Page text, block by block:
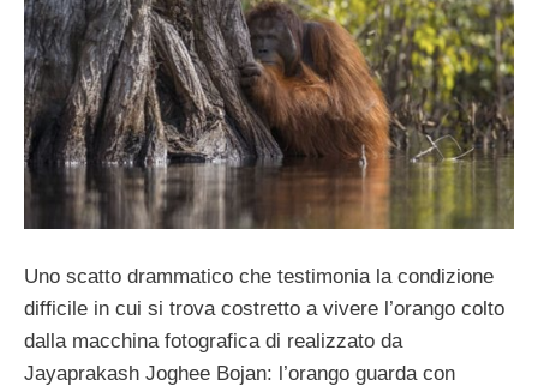
Uno scatto drammatico che testimonia la condizione
difficile in cui si trova costretto a vivere l’orango colto
dalla macchina fotografica di realizzato da
Jayaprakash Joghee Bojan: l’orango guarda con